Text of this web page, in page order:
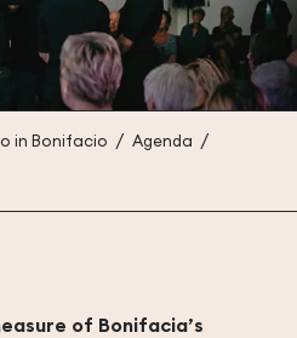
in Bonifacio
Agenda
aux favoris
of Bonifacia’s